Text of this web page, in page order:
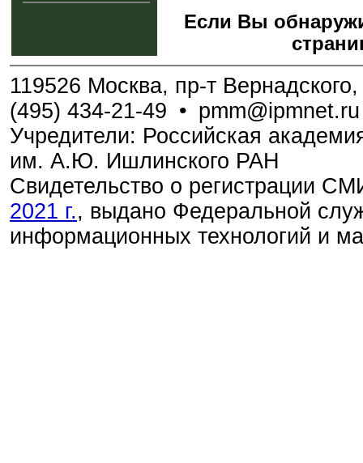
Если Вы
119526 Москва, пр-т
(495) 434-21-49 • pmm@ipmnet.ru
Учредители: Российская
им. А.Ю. Ишлинского РАН
Свидетельство о регистрации
2021 г., выдано Федеральной
информационных технологий и